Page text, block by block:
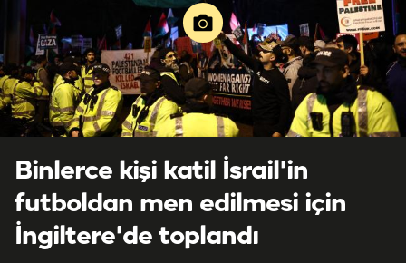
Binlerce kişi katil İsrail'in
futboldan men edilmesi için
İngiltere'de toplandı